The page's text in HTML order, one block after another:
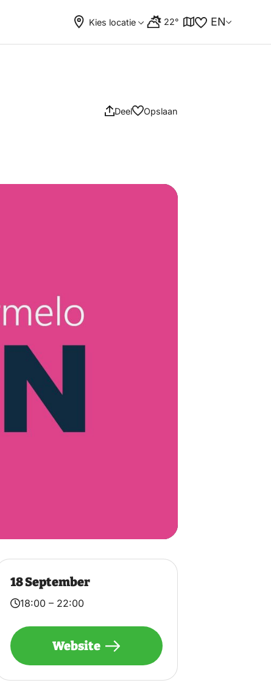
Kies locatie 22° EN
Deel Opslaan
18 September
18:00 – 22:00
Website